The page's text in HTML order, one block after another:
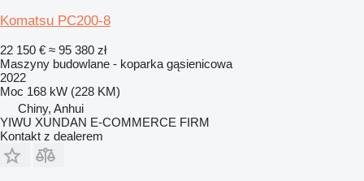
Komatsu PC200-8
22 150 € ≈ 95 380 zł
Maszyny budowlane - koparka gąsienicowa
2022
Moc 168 kW (228 KM)
Chiny, Anhui
YIWU XUNDAN E-COMMERCE FIRM
Kontakt z dealerem